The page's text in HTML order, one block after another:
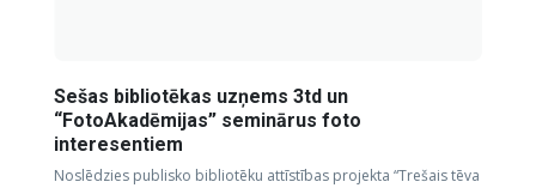
Sešas bibliotēkas uzņems 3td un
“FotoAkadēmijas” seminārus foto
interesentiem
Noslēdzies publisko bibliotēku attīstības projekta “Trešais tēva